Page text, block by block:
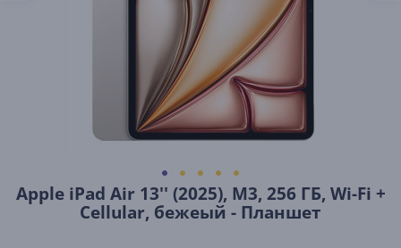
Apple iPad Air 13'' (2025), M3, 256 ГБ, Wi-Fi +
Cellular, бежеый - Планшет